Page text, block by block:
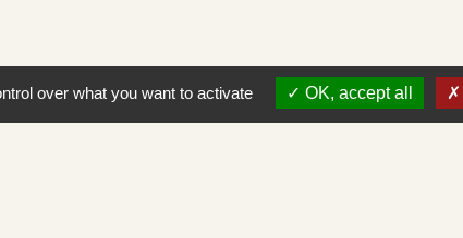
Contacts
over what you want to activate OK, accept all